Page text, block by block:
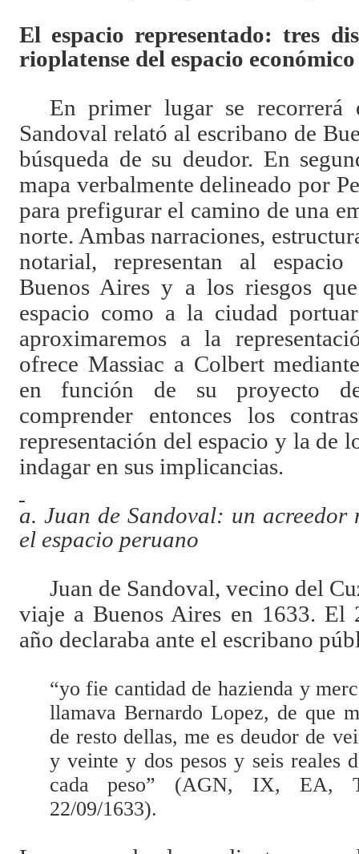
El espacio representado: tres
rioplatense del espacio
En primer lugar se recorrerá
Sandoval relató al escribano de
búsqueda de su deudor. En
mapa verbalmente delineado por
para prefigurar el camino de una
norte. Ambas narraciones,
notarial, representan al
Buenos Aires y a los riesgos
espacio como a la ciudad
aproximaremos a la
ofrece Massiac a Colbert
en función de su proyecto de
comprender entonces los
representación del espacio y la de
indagar en sus implicancias.
a. Juan de Sandoval: un acreedor
el espacio peruano
Juan de Sandoval, vecino del
viaje a Buenos Aires en 1633. El
año declaraba ante el escribano
“yo fie cantidad de hazienda y
llamava Bernardo Lopez, de que
de resto dellas, me es deudor de
y veinte y dos pesos y seis reales
cada peso” (AGN, IX, EA,
22/09/1633).